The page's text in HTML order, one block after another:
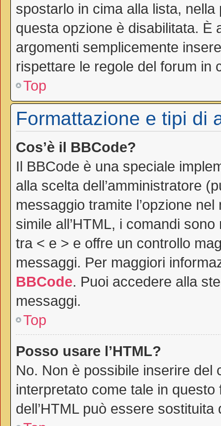
spostarlo in cima alla lista,
questa opzione è disabilitata. È
argomenti semplicemente
rispettare le regole del forum in
Top
Formattazione e tipi di
Cos’è il BBCode?
Il BBCode è una speciale
alla scelta dell’amministratore
messaggio tramite l’opzione
simile all’HTML, i comandi
tra < e > e offre un controllo
messaggi. Per maggiori
BBCode. Puoi accedere alla
messaggi.
Top
Posso usare l’HTML?
No. Non è possibile inserire
interpretato come tale in
dell’HTML può essere sostituita